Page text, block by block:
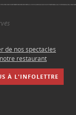
de nos spectacles
restaurant
À L'INFOLETTRE